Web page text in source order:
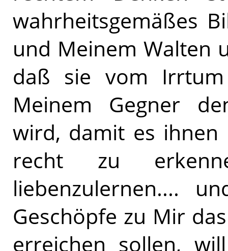
wahrheitsgemäßes
und Meinem Walten
daß sie vom
Meinem Gegner
wird, damit es ihnen
recht zu
liebenzulernen....
Geschöpfe zu Mir
erreichen sollen,